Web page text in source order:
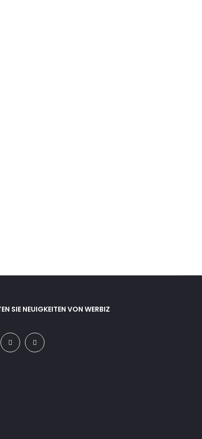
SIE NEUIGKEITEN VON WERBIZ